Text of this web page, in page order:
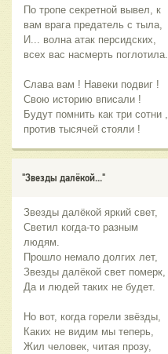
По тропе секретной вывел, к
вам врага предатель с тыла,
И... волна атак персидских,
всех вас насмерть поглотила.
Слава вам ! Навеки подвиг !
Свою историю вписали !
Будут помнить как три сотни ,
против тысячей стояли !
"Звезды далёкой..."
Звезды далёкой яркий свет,
Светил когда-то разным
людям.
Прошло немало долгих лет,
Звезды далёкой свет померк,
Да и людей таких не будет.
Но вот, когда горели звёзды,
Каких не видим мы теперь,
Жил человек, читая прозу,